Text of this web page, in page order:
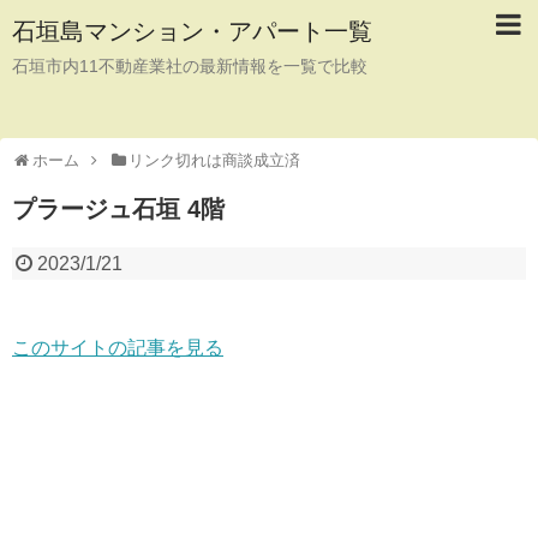
石垣島マンション・アパート一覧
石垣市内11不動産業社の最新情報を一覧で比較
ホーム リンク切れは商談成立済
プラージュ石垣 4階
2023/1/21
このサイトの記事を見る